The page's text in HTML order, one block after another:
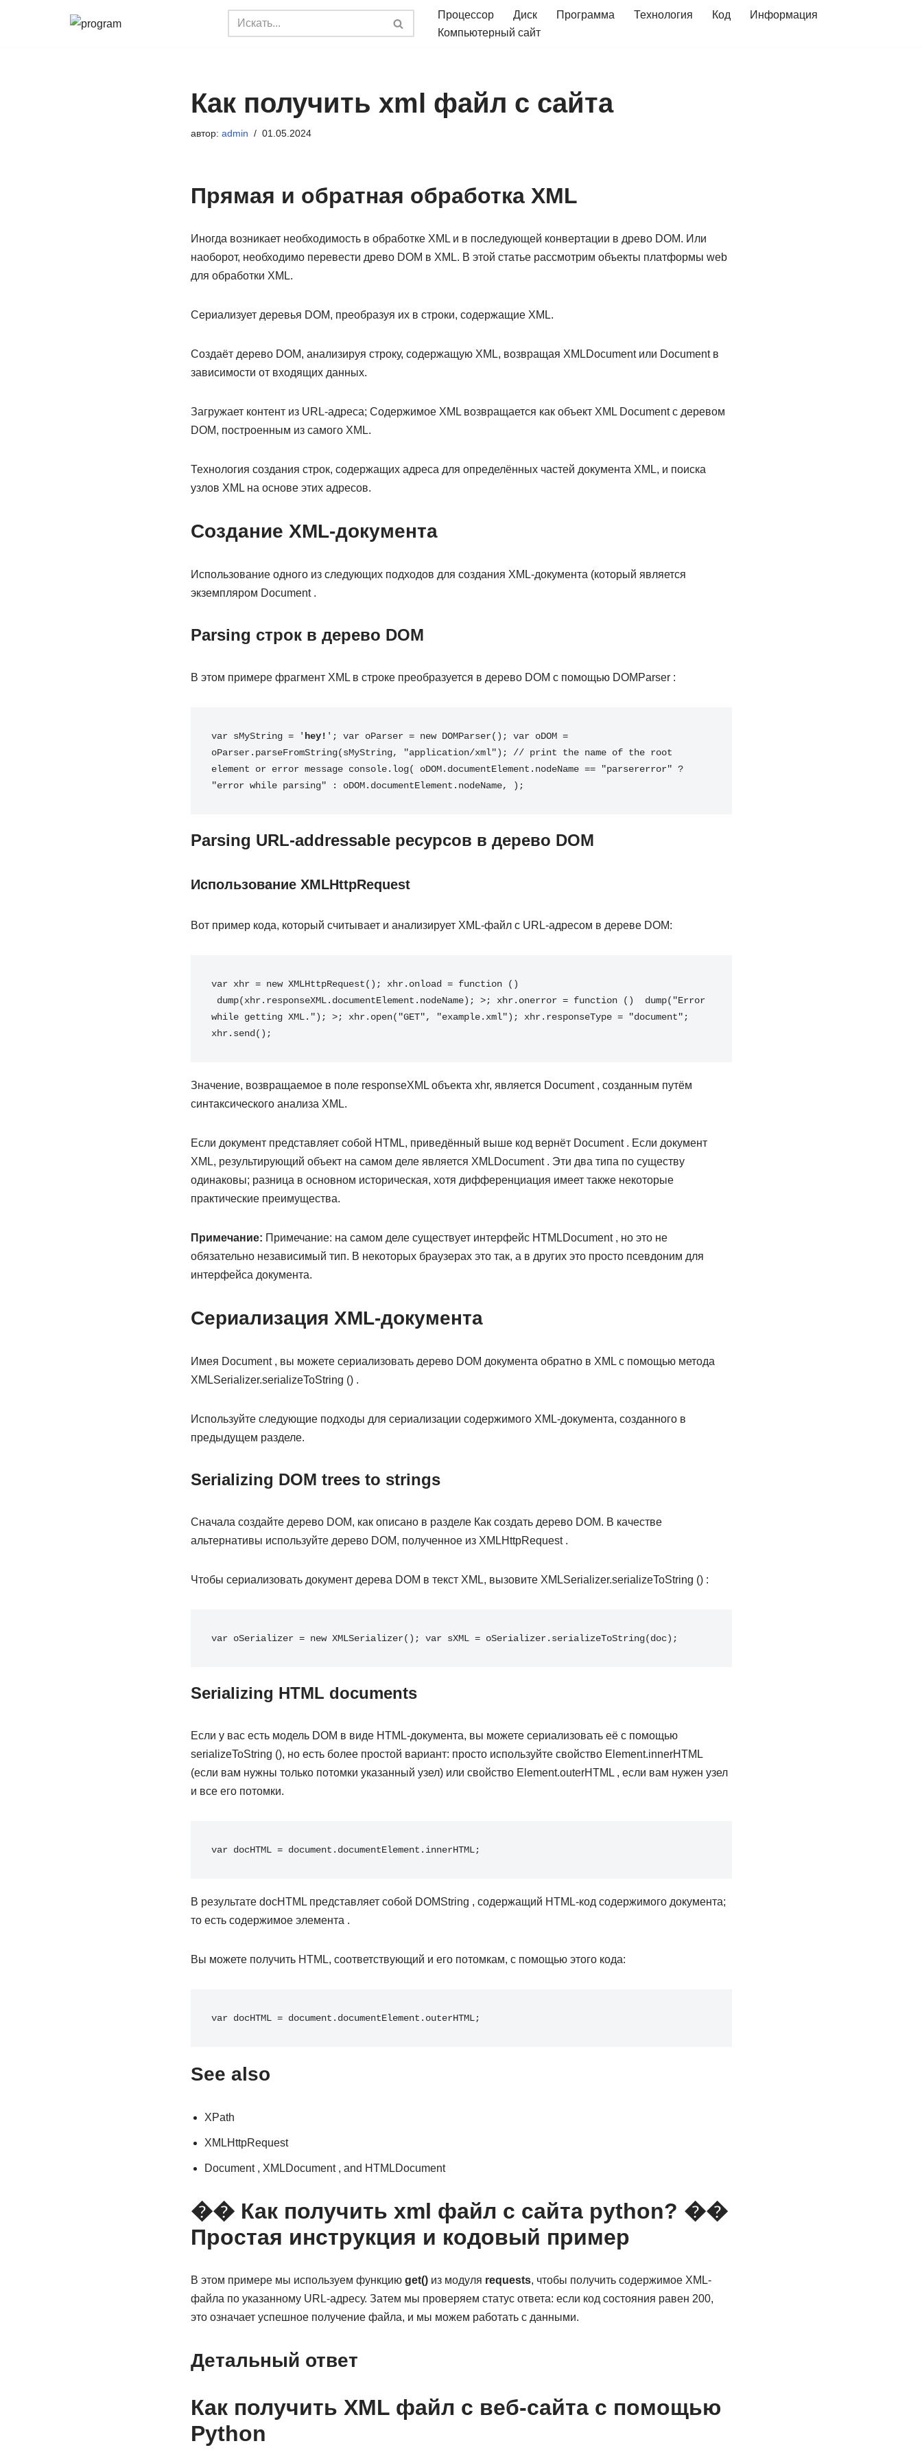
Процессор Диск Программа Технология Код
Информация
Компьютерный сайт
Как получить xml файл с сайта
автор: admin 01.05.2024
Прямая и обратная обработка XML
Иногда возникает необходимость в обработке XML и в последующей конвертации в древо DOM. Или
наоборот, необходимо перевести древо DOM в XML. В этой статье рассмотрим объекты платформы web
для обработки XML.
Сериализует деревья DOM, преобразуя их в строки, содержащие XML.
Создаёт дерево DOM, анализируя строку, содержащую XML, возвращая XMLDocument или Document в
зависимости от входящих данных.
Загружает контент из URL-адреса; Содержимое XML возвращается как объект XML Document с деревом
DOM, построенным из самого XML.
Технология создания строк, содержащих адреса для определённых частей документа XML, и поиска
узлов XML на основе этих адресов.
Создание XML-документа
Использование одного из следующих подходов для создания XML-документа (который является
экземпляром Document .
Parsing строк в дерево DOM
В этом примере фрагмент XML в строке преобразуется в дерево DOM с помощью DOMParser :
var sMyString = ' hey! ' ; var oParser = new DOMParser( ) ; var oDOM =
oParser. parseFromString(sMyString, "application/xml") ;
// print the name of the root
element or error message console. log( oDOM. documentElement . nodeName == "parsererror" ?
"error while parsing"
: oDOM. documentElement . nodeName, ) ;
Parsing URL-addressable ресурсов в дерево DOM
Использование XMLHttpRequest
Вот пример кода, который считывает и анализирует XML-файл с URL-адресом в дереве DOM:
var xhr = new XMLHttpRequest( ) ; xhr. onload = function ( )
dump(xhr. responseXML. documentElement . nodeName) ; >; xhr. onerror = function ( ) dump( "Error
while getting XML.") ; >; xhr. open( "GET", "example.xml") ; xhr. responseType = "document" ;
xhr. send ( ) ;
Значение, возвращаемое в поле responseXML объекта xhr, является Document , созданным путём
синтаксического анализа XML.
Если документ представляет собой HTML, приведённый выше код вернёт Document . Если документ
XML, результирующий объект на самом деле является XMLDocument . Эти два типа по существу
одинаковы; разница в основном историческая, хотя дифференциация имеет также некоторые
практические преимущества.
Примечание: Примечание: на самом деле существует интерфейс HTMLDocument , но это не
обязательно независимый тип. В некоторых браузерах это так, а в других это просто псевдоним для
интерфейса документа.
Сериализация XML-документа
Имея Document , вы можете сериализовать дерево DOM документа обратно в XML с помощью метода
XMLSerializer.serializeToString () .
Используйте следующие подходы для сериализации содержимого XML-документа, созданного в
предыдущем разделе.
Serializing DOM trees to strings
Сначала создайте дерево DOM, как описано в разделе Как создать дерево DOM. В качестве
альтернативы используйте дерево DOM, полученное из XMLHttpRequest .
Чтобы сериализовать документ дерева DOM в текст XML, вызовите XMLSerializer.serializeToString () :
var oSerializer = new XMLSerializer( ) ; var sXML = oSerializer. serializeToString(doc) ;
Serializing HTML documents
Если у вас есть модель DOM в виде HTML-документа, вы можете сериализовать её с помощью
serializeToString (), но есть более простой вариант: просто используйте свойство Element.innerHTML
(если вам нужны только потомки указанный узел) или свойство Element.outerHTML , если вам нужен узел
и все его потомки.
var docHTML = document . documentElement . innerHTML;
В результате docHTML представляет собой DOMString , содержащий HTML-код содержимого документа;
то есть содержимое элемента .
Вы можете получить HTML, соответствующий и его потомкам, с помощью этого кода:
var docHTML = document . documentElement . outerHTML;
See also
XPath
XMLHttpRequest
Document , XMLDocument , and HTMLDocument
�� Как получить xml файл с сайта python? ��
Простая инструкция и кодовый пример
В этом примере мы используем функцию get()из модуля requests, чтобы получить содержимое XML-
файла по указанному URL-адресу. Затем мы проверяем статус ответа: если код состояния равен 200,
это означает успешное получение файла, и мы можем работать с данными.
Детальный ответ
Как получить XML файл с веб-сайта с помощью
Python